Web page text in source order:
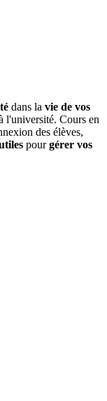
dans la vie de vos
l'université. Cours en
des élèves,
pourgérer vos